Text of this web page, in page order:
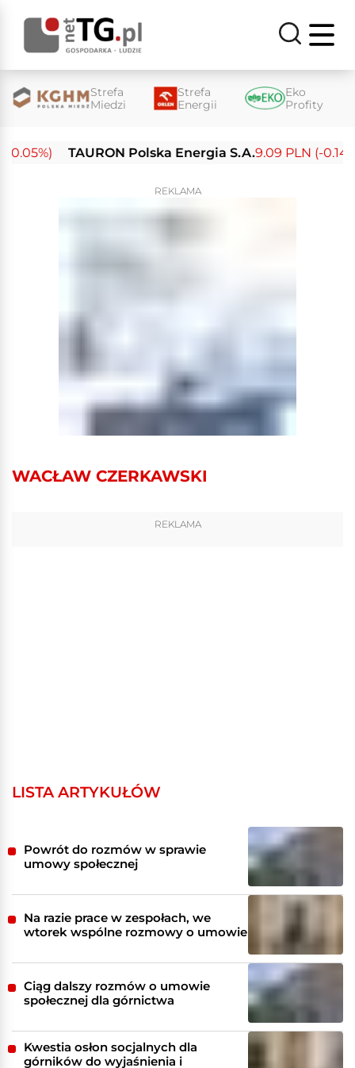
Strefa
Miedzi
Strefa
Energii
Eko
Profity
TAURON Polska Energia S.A.9.09 PLN (-0.14%)
REKLAMA
WACŁAW CZERKAWSKI
REKLAMA
LISTA ARTYKUŁÓW
Powrót do rozmów w sprawie
umowy społecznej
Na razie prace w zespołach, we
wtorek wspólne rozmowy o umowie
Ciąg dalszy rozmów o umowie
społecznej dla górnictwa
Kwestia osłon socjalnych dla
górników do wyjaśnienia i